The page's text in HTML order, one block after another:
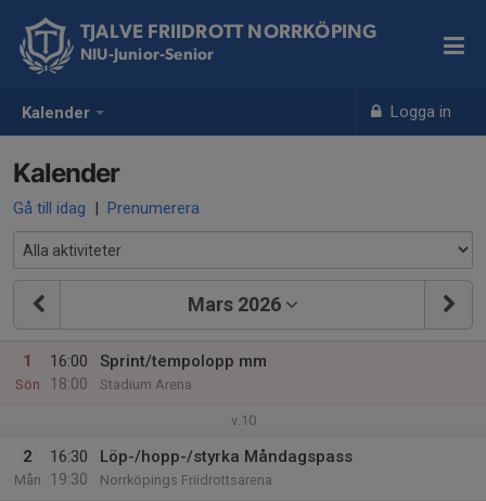
Kalender Logga in
TJALVE FRIIDROTT NORRKÖPING
NIU-Junior-Senior
Kalender
Gå till idag | Prenumerera
Mars 2026
1
Sön
16:00
18:00
Sprint/tempolopp mm
Stadium Arena
v.10
2
Mån
16:30
19:30
Löp-/hopp-/styrka Måndagspass
Norrköpings Friidrottsarena